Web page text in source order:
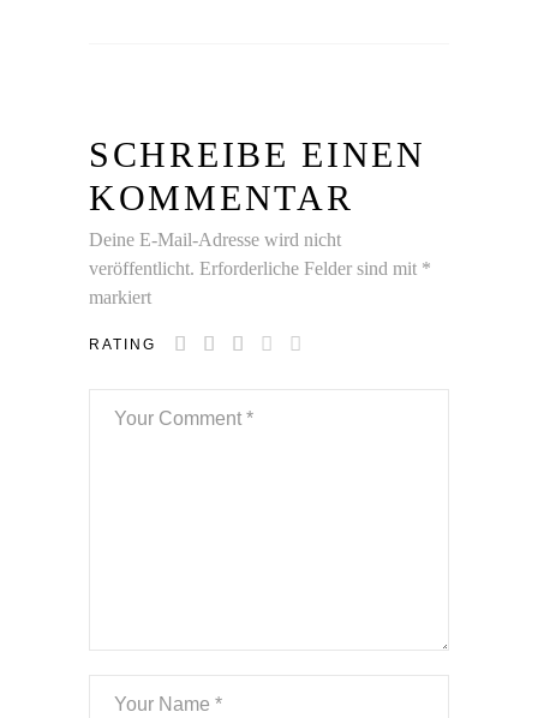
SCHREIBE EINEN
KOMMENTAR
Deine E-Mail-Adresse wird nicht
veröffentlicht. Erforderliche Felder sind mit *
markiert
RATING